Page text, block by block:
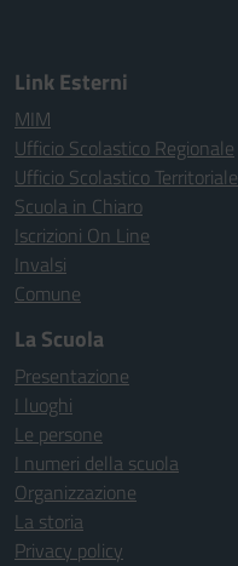
Link Esterni
MIM
Ufficio Scolastico Regionale
Ufficio Scolastico Territoriale
Scuola in Chiaro
Iscrizioni On Line
Invalsi
Comune
La Scuola
Presentazione
I luoghi
Le persone
I numeri della scuola
Organizzazione
La storia
Privacy policy